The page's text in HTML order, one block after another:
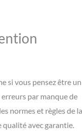
si vous pensez être un
par manque de
normes et règles de la
qualité avec garantie.